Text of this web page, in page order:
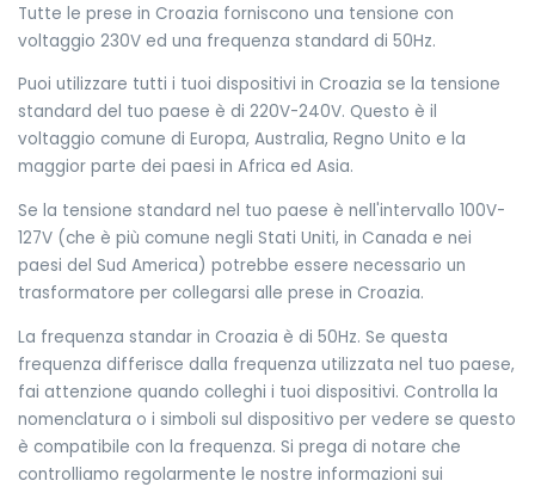
Tutte le prese in Croazia forniscono una tensione con
voltaggio 230V ed una frequenza standard di 50Hz.
Puoi utilizzare tutti i tuoi dispositivi in Croazia se la tensione
standard del tuo paese è di 220V-240V. Questo è il
voltaggio comune di Europa, Australia, Regno Unito e la
maggior parte dei paesi in Africa ed Asia.
Se la tensione standard nel tuo paese è nell'intervallo 100V-
127V (che è più comune negli Stati Uniti, in Canada e nei
paesi del Sud America) potrebbe essere necessario un
trasformatore per collegarsi alle prese in Croazia.
La frequenza standar in Croazia è di 50Hz. Se questa
frequenza differisce dalla frequenza utilizzata nel tuo paese,
fai attenzione quando colleghi i tuoi dispositivi. Controlla la
nomenclatura o i simboli sul dispositivo per vedere se questo
è compatibile con la frequenza. Si prega di notare che
controlliamo regolarmente le nostre informazioni sui